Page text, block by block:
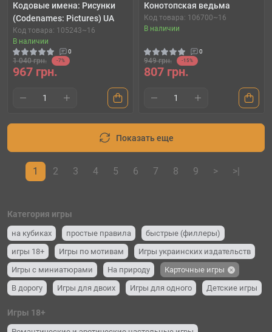
Кодовые имена: Рисунки
(Codenames: Pictures) UA
Код товара: 105243~16
В наличии
0
1 040 грн. -7%
967 грн.
Конотопская ведьма
Код товара: 106700~16
В наличии
0
949 грн. -15%
807 грн.
Показать еще
1 2 3 4 5 6 7 8 9 > >|
Категория игры
на кубиках простые правила
быстрые (филлеры)
игры 18+
Игры по мотивам
Игры украинских издательств
Игры с миниатюрами
На природу
Карточные игры
В дорогу
Игры для двоих Игры для одного
Детские игры
Игры 18+